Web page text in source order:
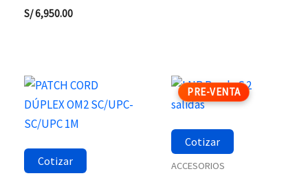
S/6,950.00
Cotizar
PRE-VENTA
Cotizar
ACCESORIOS